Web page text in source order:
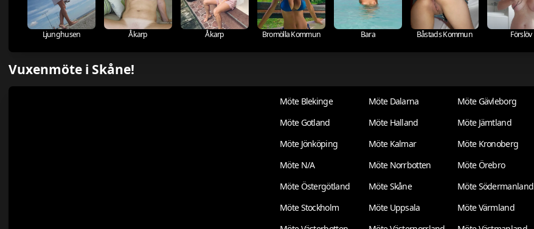
Ljunghusen Åkarp Åkarp Bromölla Kommun Bara Båstads Kommun Förslöv
Vuxenmöte i Skåne!
Möte Blekinge Möte Dalarna
Möte Gävleborg
Möte Gotland
Möte Halland
Möte Jämtland
Möte Jönköping
Möte Kalmar
Möte Kronoberg
Möte N/A
Möte Norrbotten
Möte Örebro
Möte Östergötland
Möte Skåne
Möte Södermanland
Möte Stockholm
Möte Uppsala
Möte Värmland